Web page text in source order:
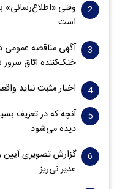
وقتی
است
خنک‌کننده اتاق
اخبار مثبت نباید
آنچه که در تعریف
دیده می‌شود
گزارش تصویری آیین
غدیر نی‌ریز